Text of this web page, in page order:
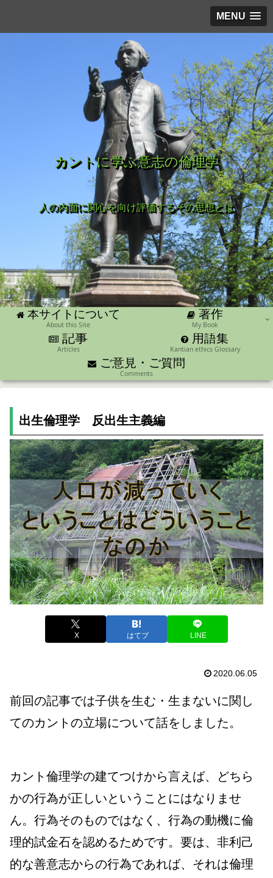
MENU
カントに学ぶ意志の倫理学
人の内面に関心を向け評価するその思想とは
本サイトについて
About this Site
著作
My Book
記事
Articles
用語集
Kantian ethics Glossary
ご意見・ご質問
Comments
出生倫理学 反出生主義編
X はてブ LINE
2020.06.05
前回の記事では子供を生む・生まないに関し
てのカントの立場について話をしました。
カント倫理学の建てつけから言えば、どちら
かの行為が正しいということにはなりませ
ん。行為そのものではなく、行為の動機に倫
理的試金石を認めるためです。要は、非利己
的な善意志からの行為であれば、それは倫理